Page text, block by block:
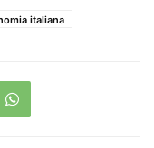
italiana